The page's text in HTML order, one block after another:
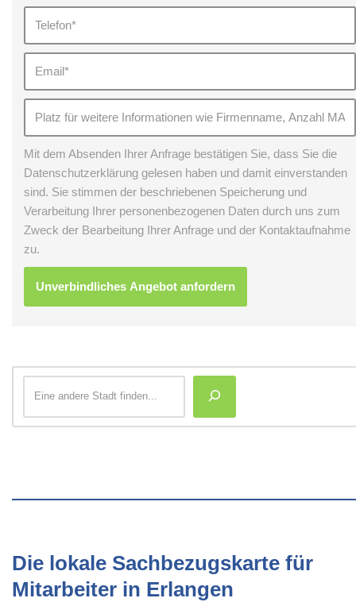
Mit dem Absenden Ihrer Anfrage bestätigen Sie, dass Sie die
Datenschutzerklärung gelesen haben und damit einverstanden
sind. Sie stimmen der beschriebenen Speicherung und
Verarbeitung Ihrer personenbezogenen Daten durch uns zum
Zweck der Bearbeitung Ihrer Anfrage und der Kontaktaufnahme
zu.
Die lokale Sachbezugskarte für
Mitarbeiter in Erlangen